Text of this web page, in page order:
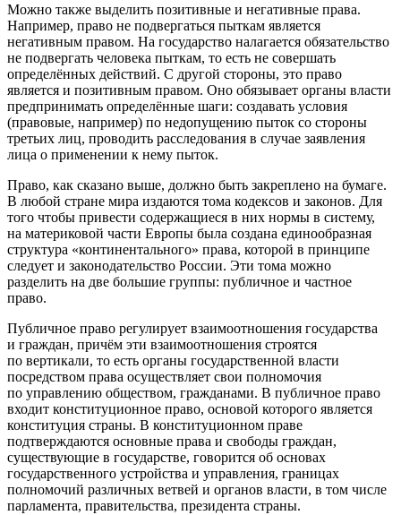
Можно также выделить позитивные и негативные пpaвa.
Например, право не подвергаться пыткам является
негативным правом. На государство налагается обязательство
не подвергать человека пыткам, то есть не совершать
определённых действий. С другой стороны, это право
является и позитивным правом. Оно обязывает органы власти
предпринимать определённые шаги: создавать условия
(правовые, например) по недопущению пыток со стороны
третьих лиц, проводить расследования в случае заявления
лица о применении к нему пыток.
Право, как сказано выше, должно быть закреплено на бумаге.
В любой стране мира издаются тома кодексов и законов. Для
того чтобы привести содержащиеся в них нормы в систему,
на материковой части Европы была создана единообразная
структура «континентального» права, которой в принципе
следует и законодательство России. Эти тома можно
разделить на две большие группы: публичное и частное
право.
Публичное право регулирует взаимоотношения государства
и граждан, причём эти взаимоотношения строятся
по вертикали, то есть органы государственной власти
посредством права осуществляет свои полномочия
по управлению обществом, гражданами. В публичное право
входит конституционное право, основой которого является
конституция страны. В конституционном праве
подтверждаются основные права и свободы граждан,
существующие в государстве, говорится об основах
государственного устройства и управления, границах
полномочий различных ветвей и органов власти, в том числе
парламента, правительства, президента страны.